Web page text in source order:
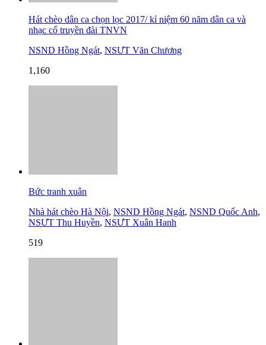
Hát chèo dân ca chọn lọc 2017/ kỉ niệm 60 năm dân ca và
nhạc cổ truyền đài TNVN
NSND Hồng Ngát, NSƯT Văn Chương
1,160
Bức tranh xuân
Nhà hát chèo Hà Nội, NSND Hồng Ngát, NSND Quốc Anh,
NSƯT Thu Huyền, NSƯT Xuân Hanh
519